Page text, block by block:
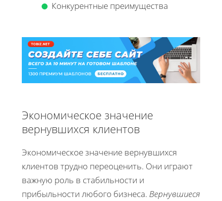
Конкурентные преимущества
Экономическое значение
вернувшихся клиентов
Экономическое значение вернувшихся
клиентов трудно переоценить. Они играют
важную роль в стабильности и
прибыльности любого бизнеса. Вернувшиеся